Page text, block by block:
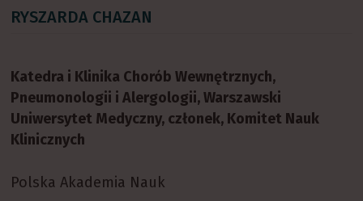
RYSZARDA CHAZAN
Katedra i Klinika Chorób Wewnętrznych,
Pneumonologii i Alergologii, Warszawski
Uniwersytet Medyczny, członek, Komitet Nauk
Klinicznych
Polska Akademia Nauk